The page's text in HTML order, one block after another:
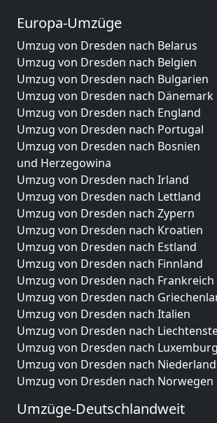
Europa-Umzüge
Umzug von Dresden nach Belarus
Umzug von Dresden nach Belgien
Umzug von Dresden nach Bulgarien
Umzug von Dresden nach Dänemark
Umzug von Dresden nach England
Umzug von Dresden nach Portugal
Umzug von Dresden nach Bosnien
und Herzegowina
Umzug von Dresden nach Irland
Umzug von Dresden nach Lettland
Umzug von Dresden nach Zypern
Umzug von Dresden nach Kroatien
Umzug von Dresden nach Estland
Umzug von Dresden nach Finnland
Umzug von Dresden nach Frankreich
Umzug von Dresden nach
Umzug von Dresden nach Italien
Umzug von Dresden nach
Umzug von Dresden nach Luxemburg
Umzug von Dresden nach
Umzug von Dresden nach Norwegen
Umzüge-Deutschlandweit